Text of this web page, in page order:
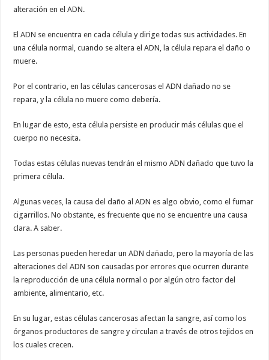
alteración en el ADN.
El ADN se encuentra en cada célula y dirige todas sus actividades. En
una célula normal, cuando se altera el ADN, la célula repara el daño o
muere.
Por el contrario, en las células cancerosas el ADN dañado no se
repara, y la célula no muere como debería.
En lugar de esto, esta célula persiste en producir más células que el
cuerpo no necesita.
Todas estas células nuevas tendrán el mismo ADN dañado que tuvo la
primera célula.
Algunas veces, la causa del daño al ADN es algo obvio, como el fumar
cigarrillos. No obstante, es frecuente que no se encuentre una causa
clara. A saber.
Las personas pueden heredar un ADN dañado, pero la mayoría de las
alteraciones del ADN son causadas por errores que ocurren durante
la reproducción de una célula normal o por algún otro factor del
ambiente, alimentario, etc.
En su lugar, estas células cancerosas afectan la sangre, así como los
órganos productores de sangre y circulan a través de otros tejidos en
los cuales crecen.